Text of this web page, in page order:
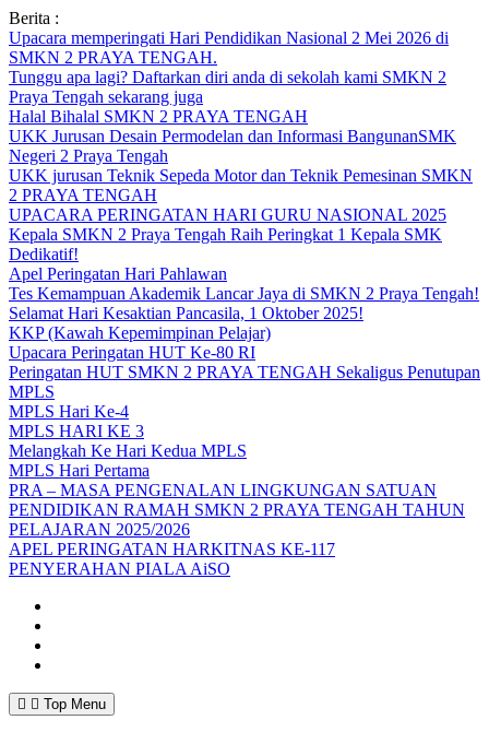
Skip
to
content
Berita :
Upacara memperingati Hari Pendidikan Nasional 2 Mei 2026 di
SMKN 2 PRAYA TENGAH.
Tunggu apa lagi? Daftarkan diri anda di sekolah kami SMKN 2
Praya Tengah sekarang juga
Halal Bihalal SMKN 2 PRAYA TENGAH
UKK Jurusan Desain Permodelan dan Informasi BangunanSMK
Negeri 2 Praya Tengah
UKK jurusan Teknik Sepeda Motor dan Teknik Pemesinan SMKN
2 PRAYA TENGAH
UPACARA PERINGATAN HARI GURU NASIONAL 2025
Kepala SMKN 2 Praya Tengah Raih Peringkat 1 Kepala SMK
Dedikatif!
Apel Peringatan Hari Pahlawan
Tes Kemampuan Akademik Lancar Jaya di SMKN 2 Praya Tengah!
Selamat Hari Kesaktian Pancasila, 1 Oktober 2025!
KKP (Kawah Kepemimpinan Pelajar)
Upacara Peringatan HUT Ke-80 RI
Peringatan HUT SMKN 2 PRAYA TENGAH Sekaligus Penutupan
MPLS
MPLS Hari Ke-4
MPLS HARI KE 3
Melangkah Ke Hari Kedua MPLS
MPLS Hari Pertama
PRA – MASA PENGENALAN LINGKUNGAN SATUAN
PENDIDIKAN RAMAH SMKN 2 PRAYA TENGAH TAHUN
PELAJARAN 2025/2026
APEL PERINGATAN HARKITNAS KE-117
PENYERAHAN PIALA AiSO
Top Menu